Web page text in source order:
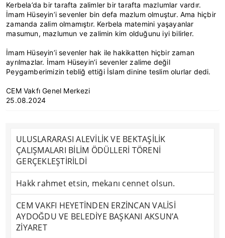
Kerbela’da bir tarafta zalimler bir tarafta mazlumlar vardır.
İmam Hüseyin’i sevenler bin defa mazlum olmuştur. Ama hiçbir
zamanda zalim olmamıştır. Kerbela matemini yaşayanlar
masumun, mazlumun ve zalimin kim olduğunu iyi bilirler.
İmam Hüseyin’i sevenler hak ile hakikatten hiçbir zaman
ayrılmazlar. İmam Hüseyin’i sevenler zalime değil
Peygamberimizin tebliğ ettiği İslam dinine teslim olurlar dedi.
CEM Vakfı Genel Merkezi
25.08.2024
ULUSLARARASI ALEVİLİK VE BEKTAŞİLİK
ÇALIŞMALARI BİLİM ÖDÜLLERİ TÖRENİ
GERÇEKLEŞTİRİLDİ
Hakk rahmet etsin, mekanı cennet olsun.
CEM VAKFI HEYETİNDEN ERZİNCAN VALİSİ
AYDOĞDU VE BELEDİYE BAŞKANI AKSUN’A
ZİYARET